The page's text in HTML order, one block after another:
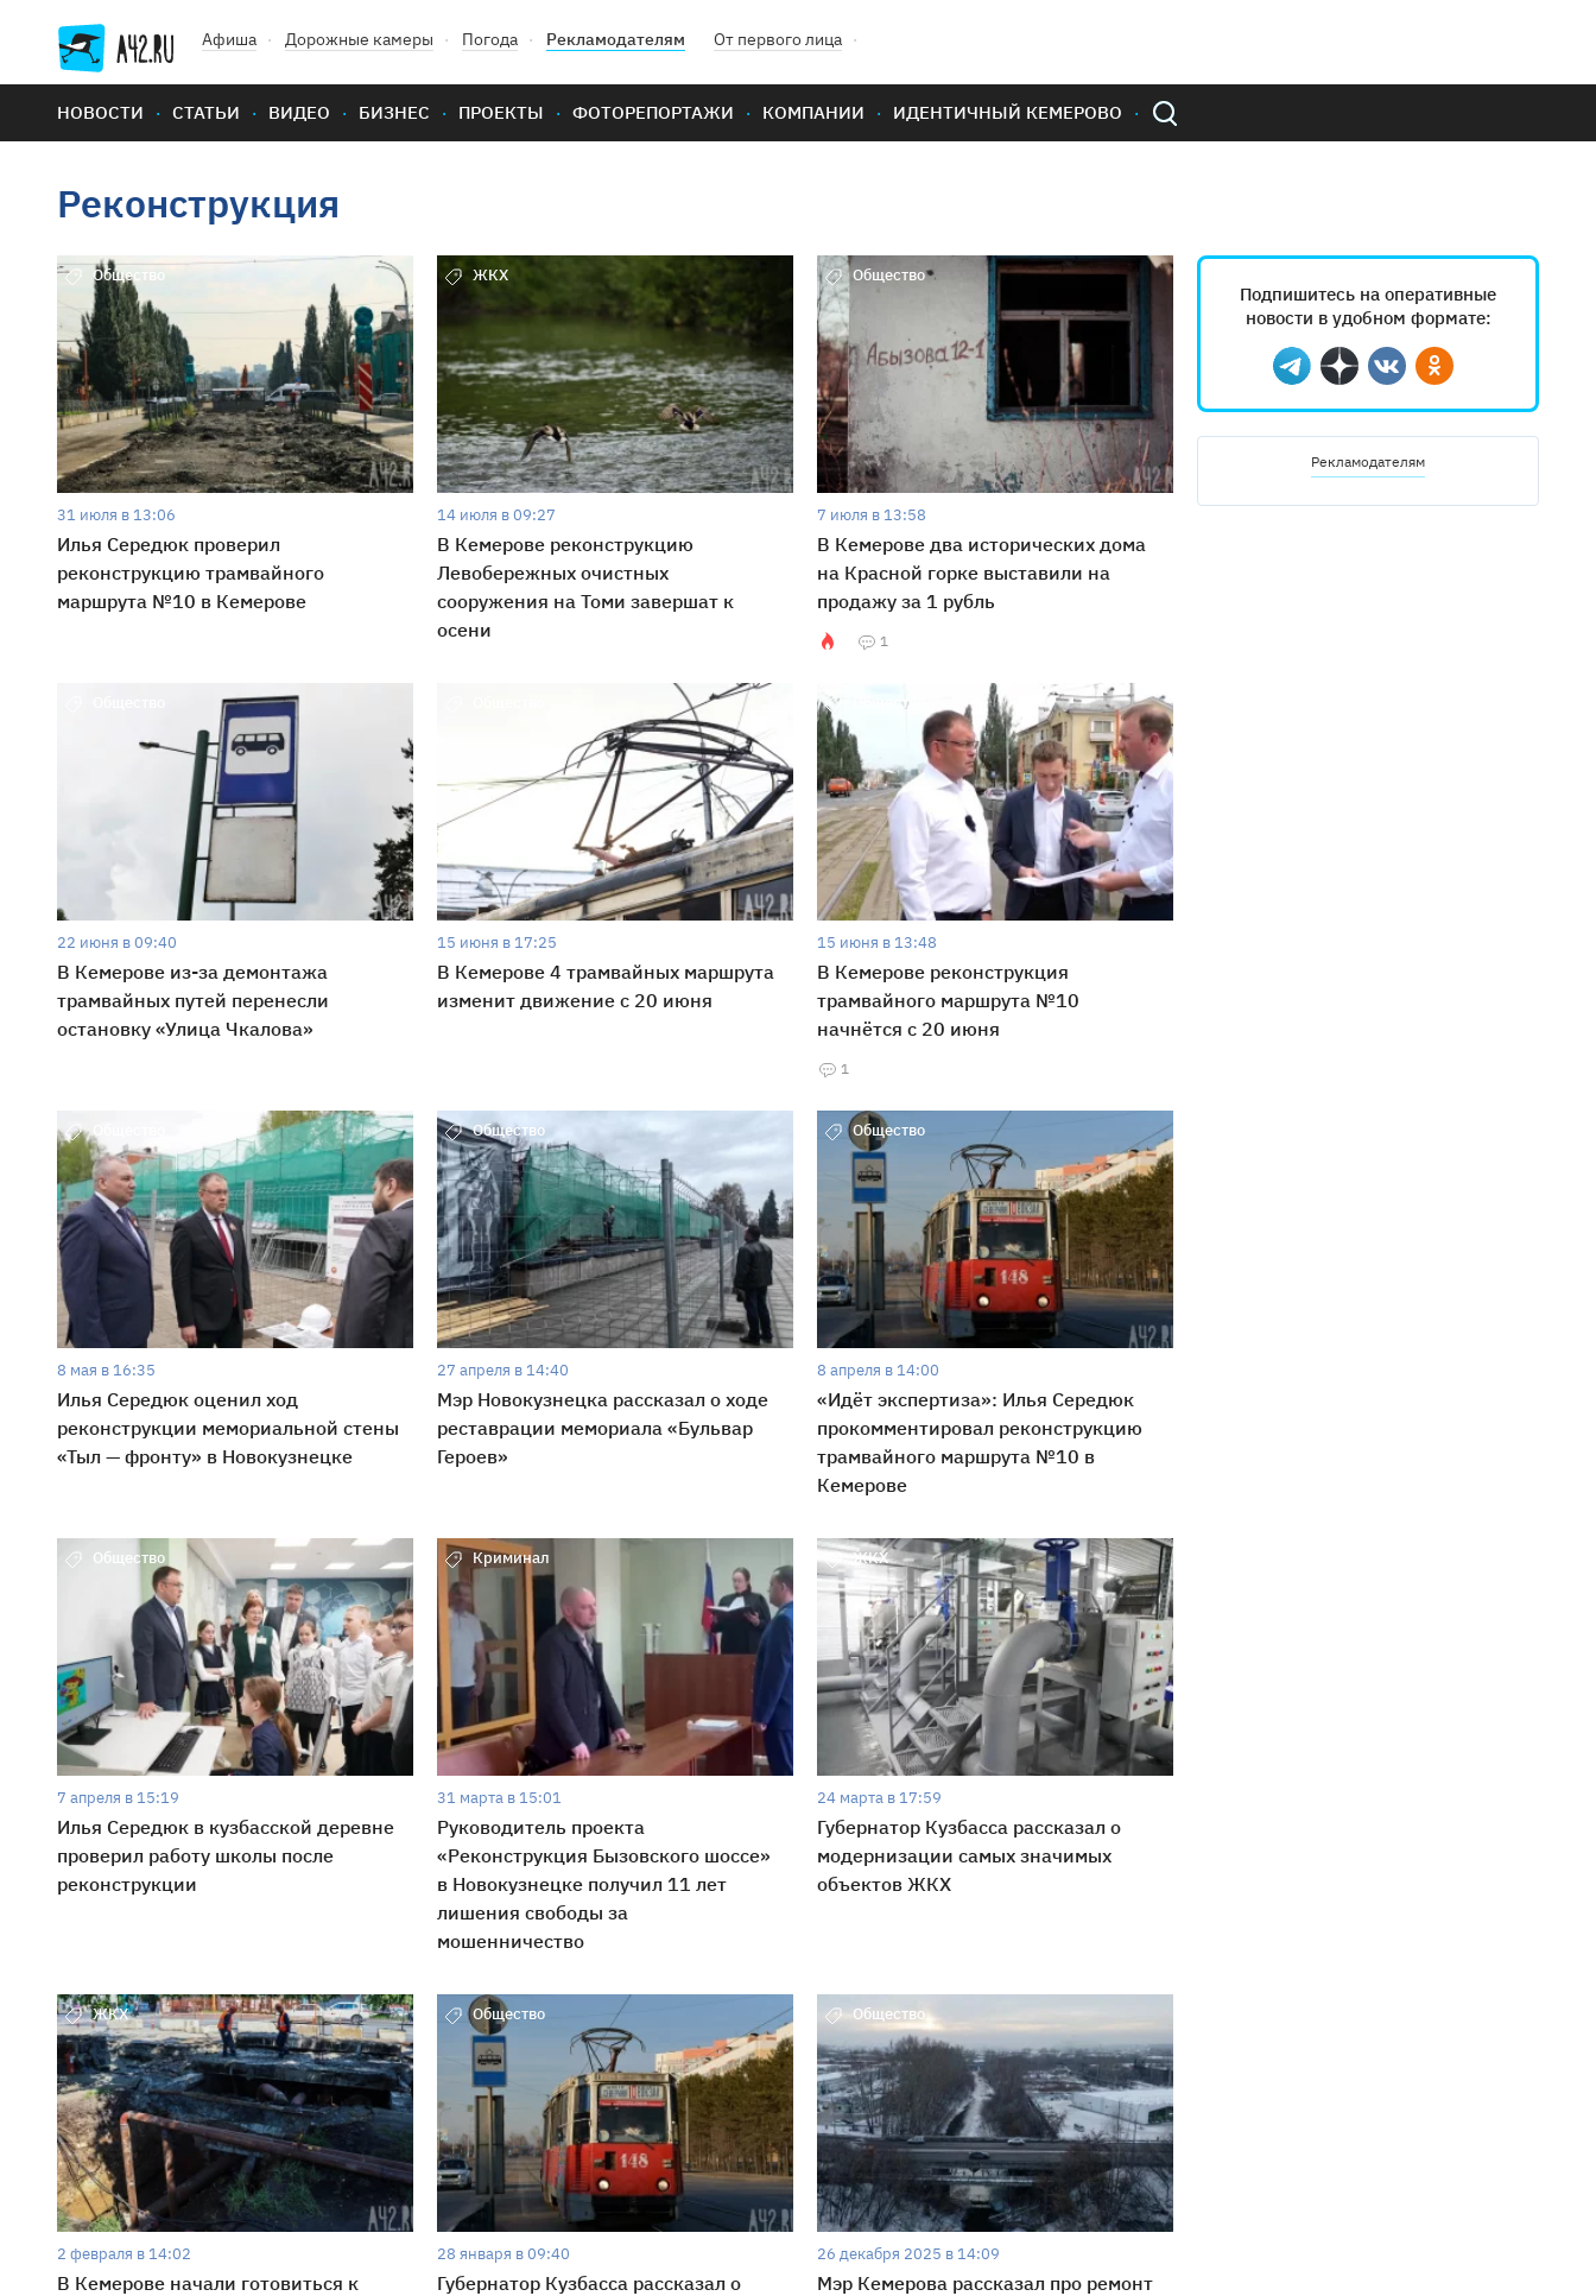
Афиша Дорожные камеры Погода Рекламодателям От первого лица
НОВОСТИ СТАТЬИ ВИДЕО БИЗНЕС ПРОЕКТЫ ФОТОРЕПОРТАЖИ КОМПАНИИ ИДЕНТИЧНЫЙ КЕМЕРОВО
Реконструкция
Общество
31 июля в 13:06
Илья Середюк проверил
реконструкцию трамвайного
маршрута №10 в Кемерове
ЖКХ
14 июля в 09:27
В Кемерове реконструкцию
Левобережных очистных
сооружения на Томи завершат к
осени
Общество
7 июля в 13:58
В Кемерове два исторических дома
на Красной горке выставили на
продажу за 1 рубль
1
22 июня в 09:40
В Кемерове из-за демонтажа
трамвайных путей перенесли
остановку «Улица Чкалова»
15 июня в 17:25
В Кемерове 4 трамвайных маршрута
изменит движение с 20 июня
Общество
15 июня в 13:48
В Кемерове реконструкция
трамвайного маршрута №10
начнётся с 20 июня
1
Общество
8 мая в 16:35
Илья Середюк оценил ход
реконструкции мемориальной стены
«Тыл — фронту» в Новокузнецке
Общество
27 апреля в 14:40
Мэр Новокузнецка рассказал о ходе
реставрации мемориала «Бульвар
Героев»
Общество
8 апреля в 14:00
«Идёт экспертиза»: Илья Середюк
прокомментировал реконструкцию
трамвайного маршрута №10 в
Кемерове
Общество
7 апреля в 15:19
Илья Середюк в кузбасской деревне
проверил работу школы после
реконструкции
Криминал
31 марта в 15:01
Руководитель проекта
«Реконструкция Бызовского шоссе»
в Новокузнецке получил 11 лет
лишения свободы за
мошенничество
ЖКХ
24 марта в 17:59
Губернатор Кузбасса рассказал о
модернизации самых значимых
объектов ЖКХ
ЖКХ
2 февраля в 14:02
В Кемерове начали готовиться к
Общество
28 января в 09:40
Губернатор Кузбасса рассказал о
Общество
26 декабря 2025 в 14:09
Мэр Кемерова рассказал про ремонт
Подпишитесь на оперативные
новости в удобном формате:
Telegram
ДзенВконтактеОдноклассники
Рекламодателям